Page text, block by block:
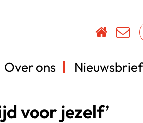
Over ons Nieuwsbrief
voor jezelf’